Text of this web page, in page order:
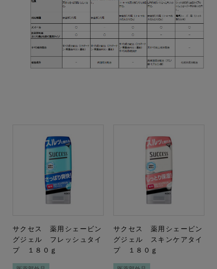
サクセス 薬用シェービン
グジェル フレッシュタイ
プ １８０ｇ
サクセス 薬用シェービン
グジェル スキンケアタイ
プ １８０ｇ